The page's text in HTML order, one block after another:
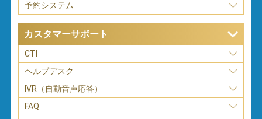
予約システム
カスタマーサポート
CTI
ヘルプデスク
IVR（自動音声応答）
FAQ